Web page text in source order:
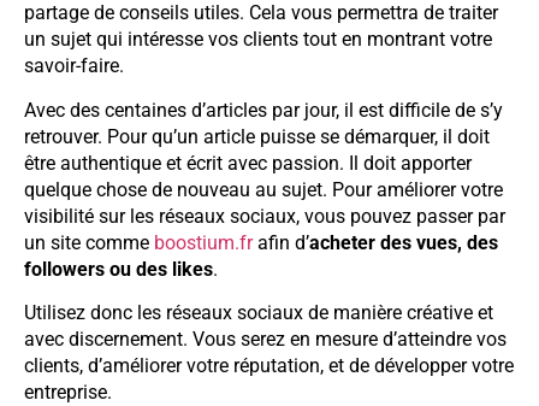
partage de conseils utiles. Cela vous permettra de traiter
un sujet qui intéresse vos clients tout en montrant votre
savoir-faire.
Avec des centaines d’articles par jour, il est difficile de s’y
retrouver. Pour qu’un article puisse se démarquer, il doit
être authentique et écrit avec passion. Il doit apporter
quelque chose de nouveau au sujet. Pour améliorer votre
visibilité sur les réseaux sociaux, vous pouvez passer par
un site comme boostium.frafin d’acheter des vues, des
followers ou des likes.
Utilisez donc les réseaux sociaux de manière créative et
avec discernement. Vous serez en mesure d’atteindre vos
clients, d’améliorer votre réputation, et de développer votre
entreprise.